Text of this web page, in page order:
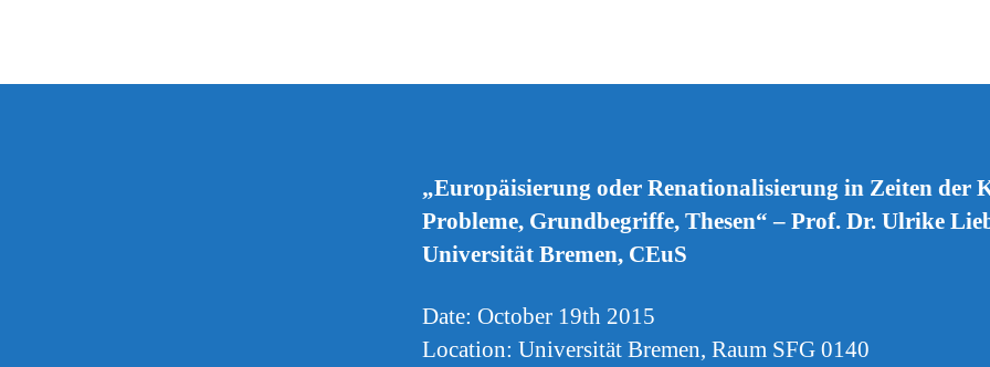
„Europäisierung oder Renationalisierung in Zeiten der
Probleme, Grundbegriffe, Thesen“ – Prof. Dr. Ulrike
Universität Bremen, CEuS
Date: October 19th 2015
Location: Universität Bremen, Raum SFG 0140